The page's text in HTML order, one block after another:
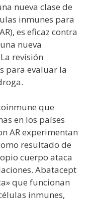
nueva clase de
inmunes para
es eficaz contra
nueva
revisión
para evaluar la
que
en los países
AR experimentan
resultado de
cuerpo ataca
Abatacept
que funcionan
inmunes,